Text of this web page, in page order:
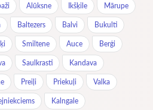
Alūksne Ikšķile Mārupe
Baltezers Balvi Bukulti
Smiltene Auce Berģi
Saulkrasti Kandava
Preiļi Priekuļi Valka
Kalngale